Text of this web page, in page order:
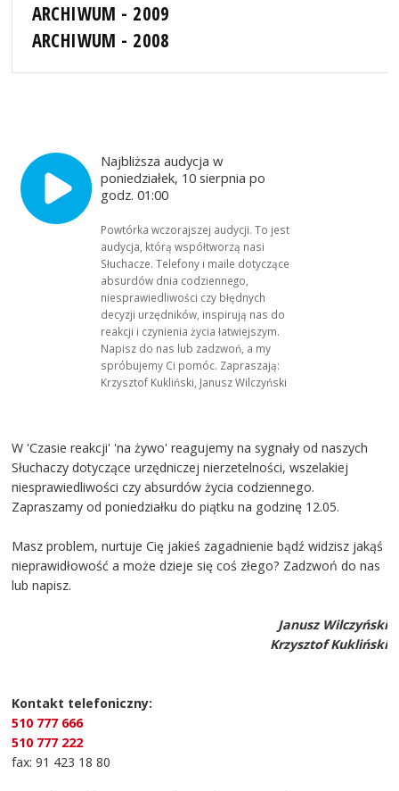
ARCHIWUM - 2009
ARCHIWUM - 2008
Najbliższa audycja w
poniedziałek, 10 sierpnia po
godz. 01:00
Powtórka wczorajszej audycji. To jest
audycja, którą współtworzą nasi
Słuchacze. Telefony i maile dotyczące
absurdów dnia codziennego,
niesprawiedliwości czy błędnych
decyzji urzędników, inspirują nas do
reakcji i czynienia życia łatwiejszym.
Napisz do nas lub zadzwoń, a my
spróbujemy Ci pomóc. Zapraszają:
Krzysztof Kukliński, Janusz Wilczyński
W 'Czasie reakcji' 'na żywo' reagujemy na sygnały od naszych
Słuchaczy dotyczące urzędniczej nierzetelności, wszelakiej
niesprawiedliwości czy absurdów życia codziennego.
Zapraszamy od poniedziałku do piątku na godzinę 12.05.
Masz problem, nurtuje Cię jakieś zagadnienie bądź widzisz jakąś
nieprawidłowość a może dzieje się coś złego? Zadzwoń do nas
lub napisz.
Janusz Wilczyński
Krzysztof Kukliński
Kontakt telefoniczny:
510 777 666
510 777 222
fax: 91 423 18 80